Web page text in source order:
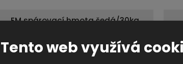
FM spárovací hmota šedá/30kg
368,2 Kč
Tento web využívá